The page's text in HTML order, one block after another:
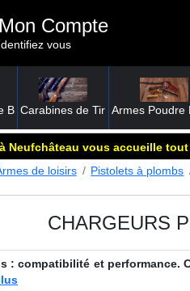
Mon Compte
Identifiez vous
B Carabines de Tir Armes Poudre
Neufchâteau vous accueille
de loisirs Pistolets à plombs
CHARGEURS
: compatibilité et performance.